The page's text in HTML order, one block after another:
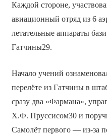
Каждой стороне,
авиационный отряд из 6
летательные аппараты
Гатчины29.
Начало учений
перелёте из Гатчины в
сразу два «Фармана»,
Х.Ф. Пруссисом30 и
Самолёт первого — из-за